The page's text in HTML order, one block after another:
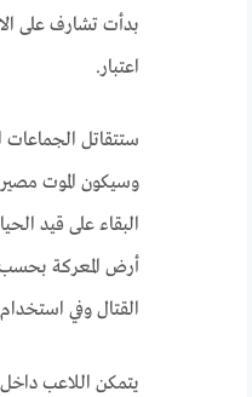
بدأت تشارف على
اعتبار.
ستتقاتل الجماعات
وسيكون الموت
البقاء على قيد
أرض المعركة
القتال وفي
يتمكن اللاعب